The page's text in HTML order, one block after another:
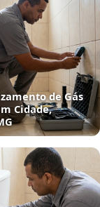
de Gás
Cidade,